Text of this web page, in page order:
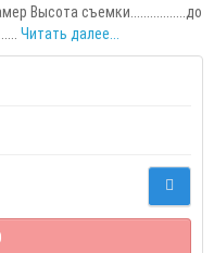
Высота съемки.................до
Читать далее...